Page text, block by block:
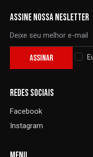
ASSINE NOSSA NESLETTER
ASSINAR
REDES SOCIAIS
Facebook
Instagram